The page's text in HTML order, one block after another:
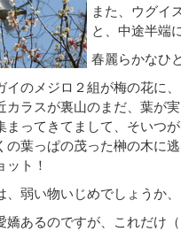
また、ウグイ
と、中途半端
春麗らかなひ
イのメジロ２組が梅の花に、
カラスが裏山のまだ、葉が
まってきてまして、そいつ
の葉っぱの茂った榊の木に逃
ット！
、弱い物いじめでしょうか、
嬌あるのですが、これだけ